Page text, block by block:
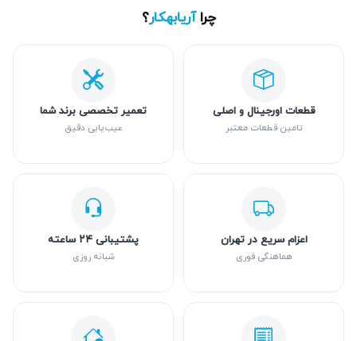
چراآریابهکار؟
قطعات اورجینال و اصلی
تامین قطعات معتبر
تعمیر تخصصی برند شما
عیب‌یابی دقیق
اعزام سریع در تهران
هماهنگی فوری
پشتیبانی ۲۴ ساعته
شبانه روزی